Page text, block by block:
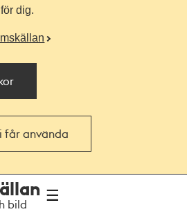
dig.
får använda
bild